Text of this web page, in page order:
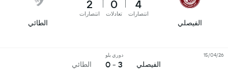
الفيصلي
4
انتصارات
0
تعادلات
2
انتصارات
الطائي
الفيصلي
دوري يلو
3 - 0 الطائي
15/04/26